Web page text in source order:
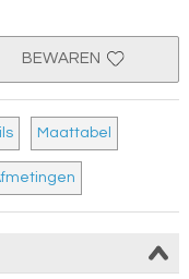
BEWAREN
Maattabel